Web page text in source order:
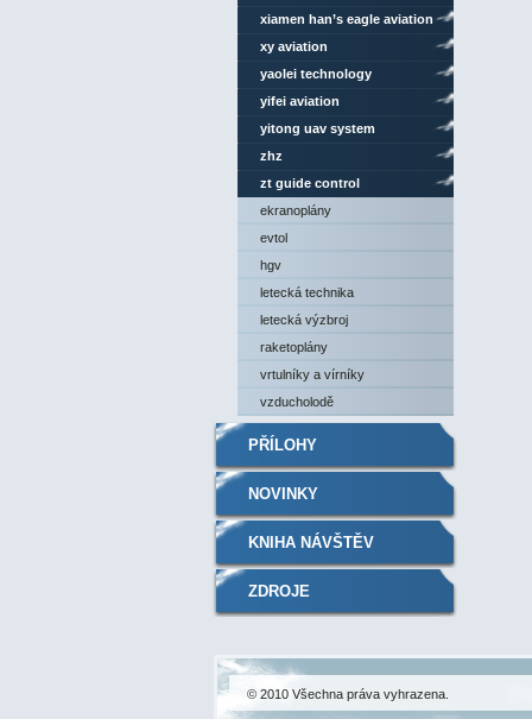
xiamen han’s eagle aviation
technology
xy aviation
yaolei technology
yifei aviation
yitong uav system
zhz
zt guide control
ekranoplány
evtol
hgv
letecká technika
letecká výzbroj
raketoplány
vrtulníky a vírníky
vzducholodě
PŘÍLOHY
NOVINKY
KNIHA NÁVŠTĚV
ZDROJE
© 2010 Všechna práva vyhrazena.